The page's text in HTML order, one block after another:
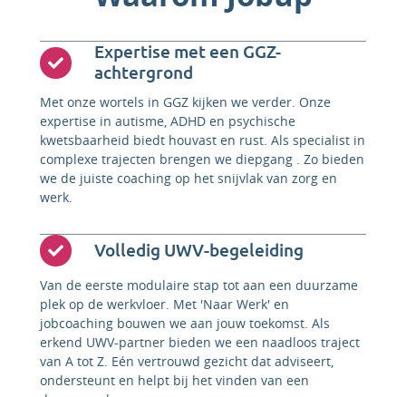
Expertise met een GGZ-
achtergrond
Met onze wortels in GGZ kijken we verder. Onze
expertise in autisme, ADHD en psychische
kwetsbaarheid biedt houvast en rust. Als specialist in
complexe trajecten brengen we diepgang . Zo bieden
we de juiste coaching op het snijvlak van zorg en
werk.
Volledig UWV-begeleiding
Van de eerste modulaire stap tot aan een duurzame
plek op de werkvloer. Met 'Naar Werk' en
jobcoaching bouwen we aan jouw toekomst. Als
erkend UWV-partner bieden we een naadloos traject
van A tot Z. Eén vertrouwd gezicht dat adviseert,
ondersteunt en helpt bij het vinden van een